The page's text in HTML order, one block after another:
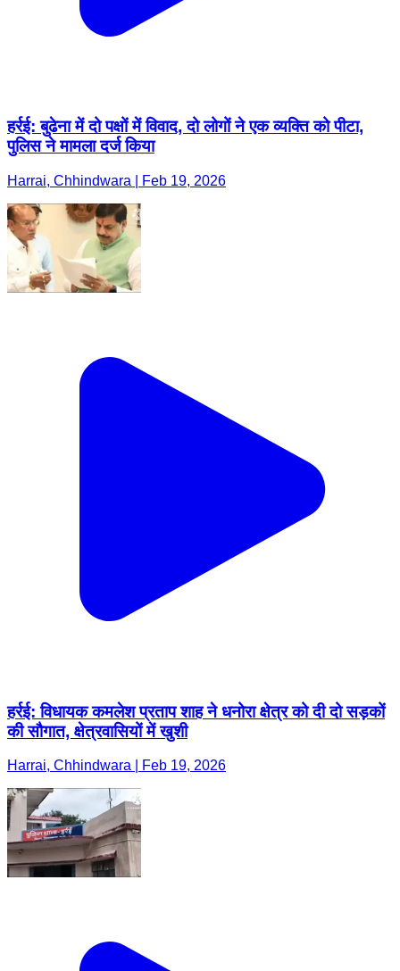
हर्रई: बुढेना में दो पक्षों में विवाद, दो लोगों ने एक व्यक्ति को पीटा,
पुलिस ने मामला दर्ज किया
Harrai, Chhindwara | Feb 19, 2026
हर्रई: विधायक कमलेश प्रताप शाह ने धनोरा क्षेत्र को दी दो सड़कों
की सौगात, क्षेत्रवासियों में खुशी
Harrai, Chhindwara | Feb 19, 2026